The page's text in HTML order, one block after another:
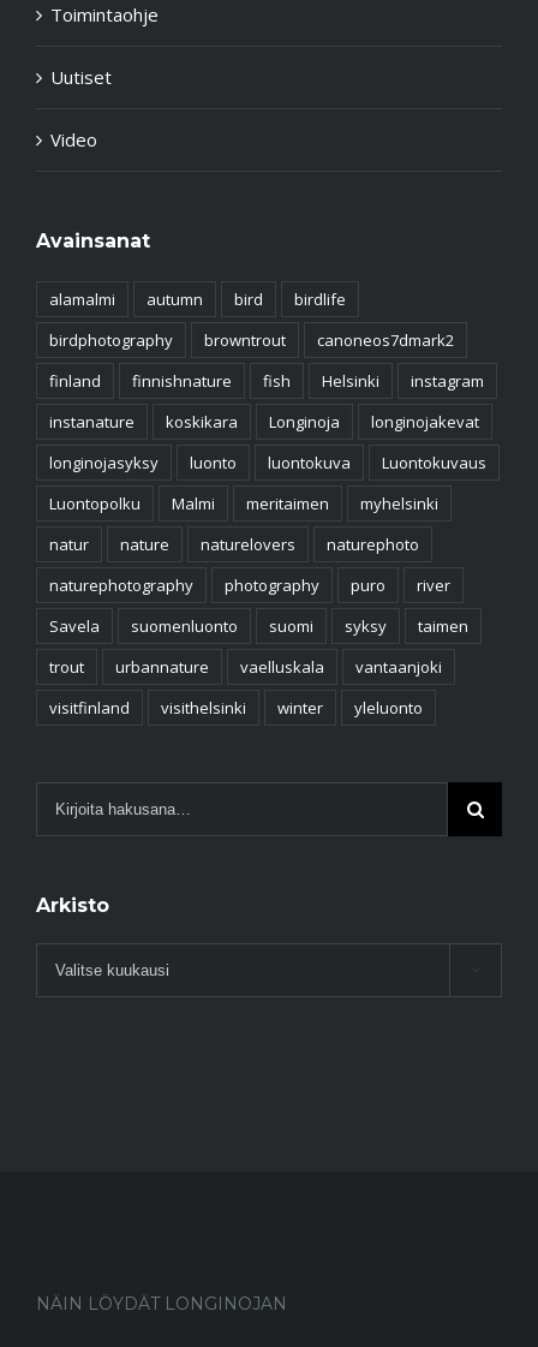
Toimintaohje
Uutiset
Video
Avainsanat
alamalmi autumn bird
birdlife
birdphotography
browntrout
canoneos7dmark2
finland
finnishnature fish Helsinki
instagram
instanature
koskikara Longinoja
longinojakevat
longinojasyksy
luonto luontokuva
Luontokuvaus
Luontopolku
Malmi meritaimen
myhelsinki
natur
nature naturelovers
naturephoto
naturephotography
photography puro
river
Savela
suomenluonto suomi syksy
taimen
trout
urbannature vaelluskala
vantaanjoki
visitfinland
visithelsinki winter yleluonto
Arkisto
Arkisto
NÄIN LÖYDÄT LONGINOJAN